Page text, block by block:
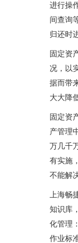
进行操
间查询
归还时
固定资
况，以
据而带
大大降
固定资
产管理
万几千
有实施
不能解
上海
知识库
化管理
作业标